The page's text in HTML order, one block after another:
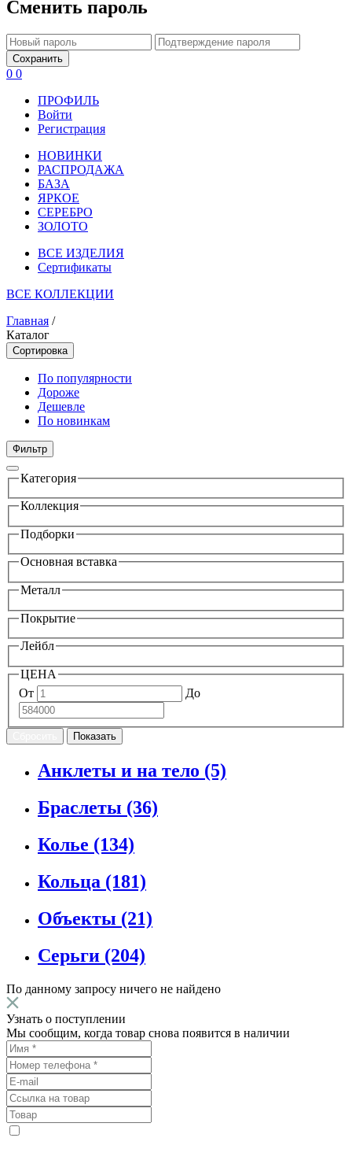
Сменить пароль
Сохранить
0 0
ПРОФИЛЬ
Войти
Регистрация
НОВИНКИ
РАСПРОДАЖА
БАЗА
ЯРКОЕ
СЕРЕБРО
ЗОЛОТО
ВСЕ ИЗДЕЛИЯ
Сертификаты
ВСЕ КОЛЛЕКЦИИ
Главная /
Каталог
Сортировка
По популярности
Дороже
Дешевле
По новинкам
Фильтр
Категория
Коллекция
Подборки
Основная вставка
Металл
Покрытие
Лейбл
ЦЕНА
От
До
Анклеты и на тело (5)
Браслеты (36)
Колье (134)
Кольца (181)
Объекты (21)
Серьги (204)
По данному запросу ничего не найдено
Узнать о поступлении
Мы сообщим, когда товар снова появится в наличии